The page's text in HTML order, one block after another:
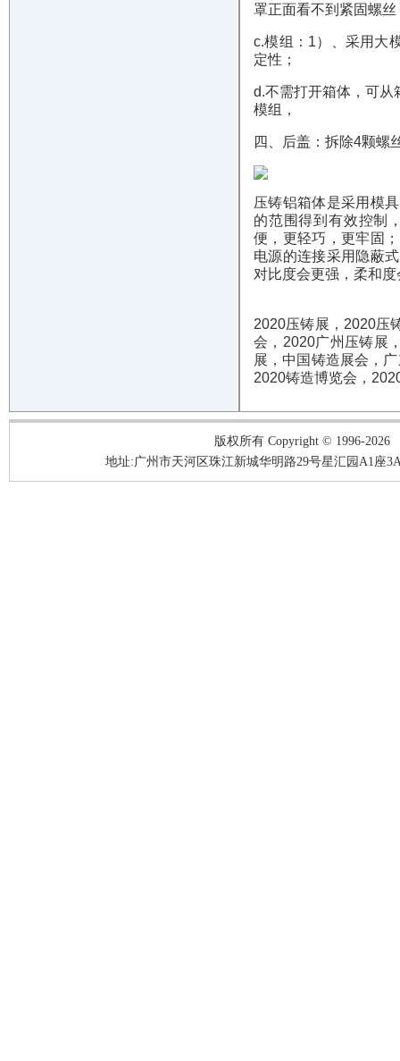
罩正面看不到紧固螺
c.模组：1）、采用大
定性；
d.不需打开箱体，可从
模组，
四、后盖：拆除4颗螺
压铸铝箱体是采用模
的范围得到有效控制
便，更轻巧，更牢固
电源的连接采用隐蔽
对比度会更强，柔和
2020压铸展， 2020压
会， 2020广州 压铸展
展，中国 铸造展会，
2020铸造博览会，
版权所有 Copyright © 1996-2026
地址:广州市天河区珠江新城华明路29号星汇园A1座